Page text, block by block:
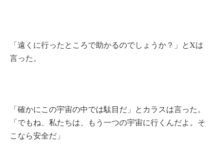
「遠くに行ったところで助かるのでしょうか？」とXは
言った。
「確かにこの宇宙の中では駄目だ」とカラスは言った。
「でもね、私たちは、もう一つの宇宙に行くんだよ。そ
こなら安全だ」